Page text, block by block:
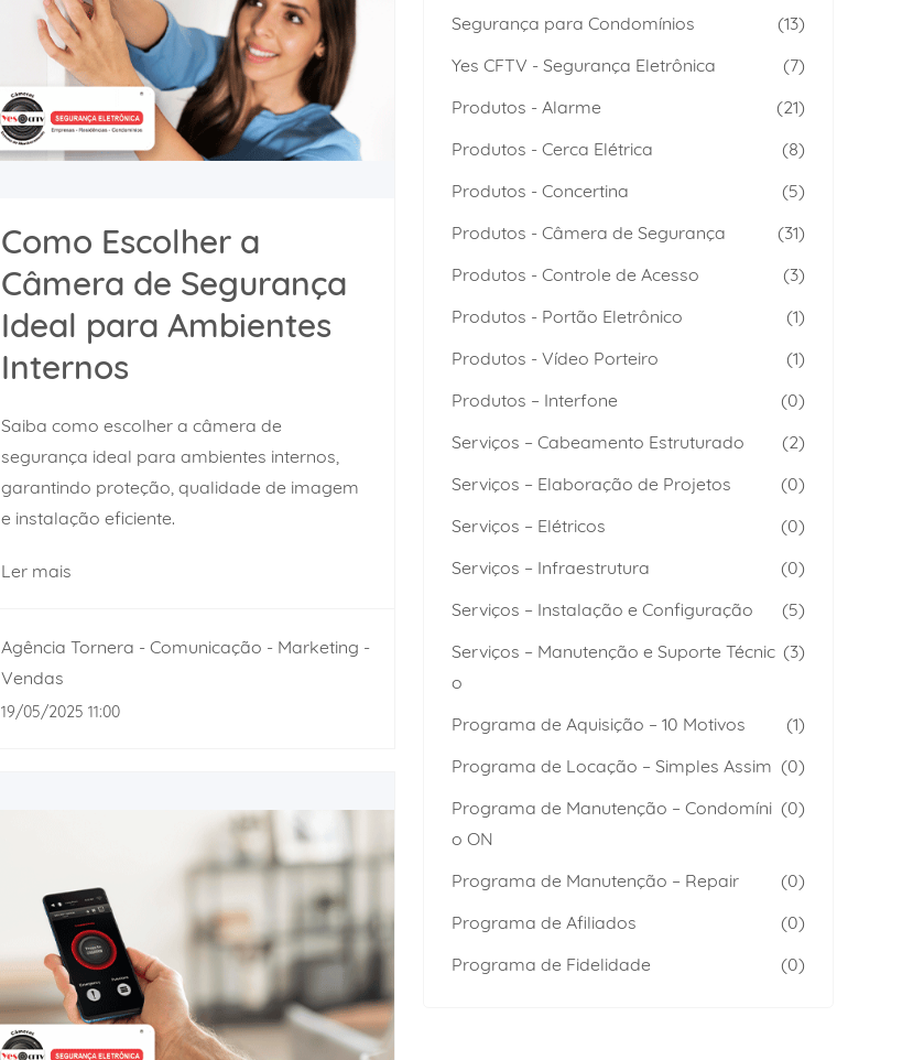
Como Escolher a
Câmera de Segurança
Ideal para Ambientes
Internos
Saiba como escolher a câmera de
segurança ideal para ambientes internos,
garantindo proteção, qualidade de imagem
e instalação eficiente.
Ler mais
Agência Tornera - Comunicação - Marketing -
Vendas
19/05/2025 11:00
Segurança para Condomínios
(13)
Yes CFTV - Segurança Eletrônica
(7)
Produtos - Alarme
(21)
Produtos - Cerca Elétrica
(8)
Produtos - Concertina
(5)
Produtos - Câmera de Segurança
(31)
Produtos - Controle de Acesso
(3)
Produtos - Portão Eletrônico
(1)
Produtos - Vídeo Porteiro
(1)
Produtos – Interfone
(0)
Serviços – Cabeamento Estruturado
(2)
Serviços – Elaboração de Projetos
(0)
Serviços – Elétricos
(0)
Serviços – Infraestrutura
(0)
Serviços – Instalação e Configuração
(5)
Serviços – Manutenção e Suporte Técnic
o
(3)
Programa de Aquisição – 10 Motivos
(1)
Programa de Locação – Simples Assim (0)
Programa de Manutenção – Condomíni
o ON
(0)
Programa de Manutenção – Repair
(0)
Programa de Afiliados
(0)
Programa de Fidelidade
(0)